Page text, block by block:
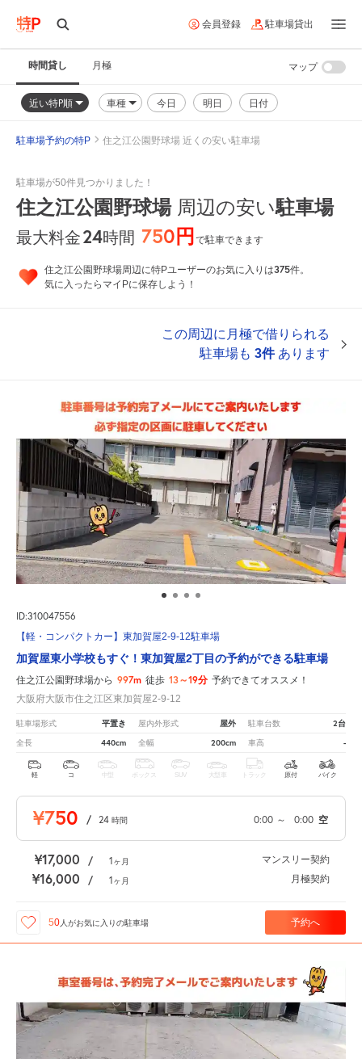
会員登録 駐車場貸出
時間貸し 月極
近い特P順 車種 今日 明日 日付
マップ
駐車場予約の特P 住之江公園野球場 近くの安い駐車場
駐車場が50件見つかりました！
住之江公園野球場周辺の安い駐車場
最大料金24時間 750円で駐車できます
住之江公園野球場周辺に特Pユーザーのお気に入りは375件。
気に入ったらマイPに保存しよう！
この周辺に月極で借りられる
駐車場も 3件あります
ID:310047556
【軽・コンパクトカー】東加賀屋2-9-12駐車場
加賀屋東小学校もすぐ！東加賀屋2丁目の予約ができる駐車場
住之江公園野球場から 997m 徒歩 13～19分 予約できてオススメ！
大阪府大阪市住之江区東加賀屋2-9-12
駐車場形式 平置き 屋内外形式 屋外 駐車台数 2台
全長 440cm 全幅 200cm 車高 -
軽 コ 中型 ボックス SUV 大型車 トラック 原付 バイク
¥750 / 24 時間 0:00 ～ 0:00 空
¥17,000 / 1ヶ月 マンスリー契約
¥16,000 / 1ヶ月 月極契約
50 人がお気に入りの駐車場 予約へ